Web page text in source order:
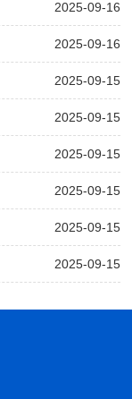
2025-09-16
2025-09-16
2025-09-15
2025-09-15
2025-09-15
2025-09-15
2025-09-15
2025-09-15